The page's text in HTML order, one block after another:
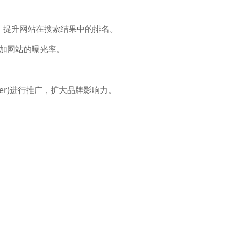
升网站在搜索结果中的排名。
网站的曝光率。
进行推广，扩大品牌影响力。